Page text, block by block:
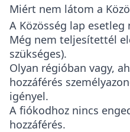
Miért nem látom a
A Közösség lap
Még nem teljesítettél
szükséges).
Olyan régióban vagy,
hozzáférés
igényel.
A fiókodhoz nincs
hozzáférés.